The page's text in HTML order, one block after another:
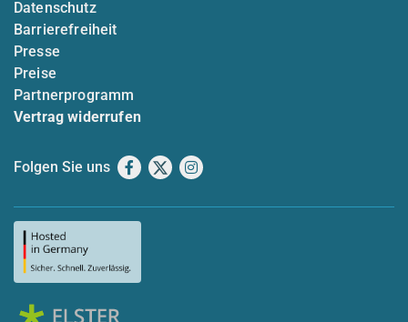
Datenschutz
Barrierefreiheit
Presse
Preise
Partnerprogramm
Vertrag widerrufen
Folgen Sie uns Facebook
X Instagram